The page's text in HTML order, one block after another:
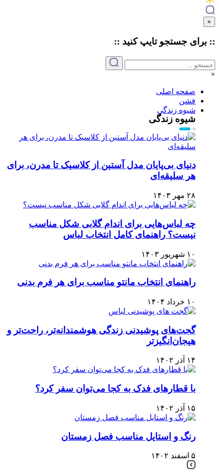
×
:: برای جستجو تایپکنید ::
×
صفحه اصلی
فشن
شیوه زندگی
شیوه زندگی
دنیای بی‌پایان مدل آستین از کلاسیک تا مدرن، برای
هر سلیقه‌ای
۲۸ مهر ۱۴۰۳
چه لباس‌هایی برای اندام گلابی شکل مناسب
نیست؟ راهنمای کامل انتخاب لباس
۱۰ شهریور ۱۴۰۳
راهنمای انتخاب مانتو مناسب برای هر فرم بدنی
۱۰ خرداد ۱۴۰۴
گجت‌های پوشیدنی زندگی هوشمندانه‌تر، راحت‌تر و
هیجان‌انگیزتر
۱۴ آذر ۱۴۰۲
با قطارهای فدک به کجا می‌توان سفر کرد؟
۱۵ آذر ۱۴۰۲
رنگ و استایل مناسب فصل زمستان
۵ اسفند ۱۴۰۲